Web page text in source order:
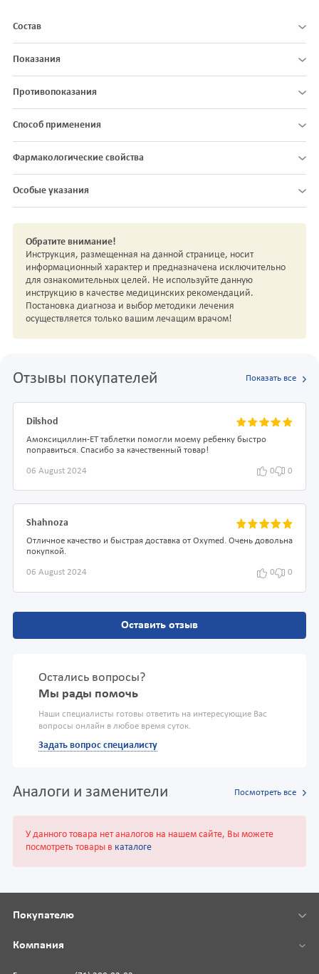
Состав
Показания
Противопоказания
Способ применения
Фармакологические свойства
Особые указания
Обратите внимание!
Инструкция, размещенная на данной странице, носит
информационный характер и предназначена исключительно
для ознакомительных целей. Не используйте данную
инструкцию в качестве медицинских рекомендаций.
Постановка диагноза и выбор методики лечения
осуществляется только вашим лечащим врачом!
Отзывы покупателей Показать все
Dilshod
Амоксициллин-ЕТ таблетки помогли моему ребенку быстро
поправиться. Спасибо за качественный товар!
06 August 2024 0 0
Shahnoza
Отличное качество и быстрая доставка от Oxymed. Очень довольна
покупкой.
06 August 2024 0 0
Оставить отзыв
Остались вопросы?
Мы рады помочь
Наши специалисты готовы ответить на интересующие Вас
вопросы онлайн в любое время суток.
Задать вопрос специалисту
Аналоги и заменители Посмотреть все
У данного товара нет аналогов на нашем сайте, Вы можете
посмотреть товары в каталоге
Покупателю
Компания